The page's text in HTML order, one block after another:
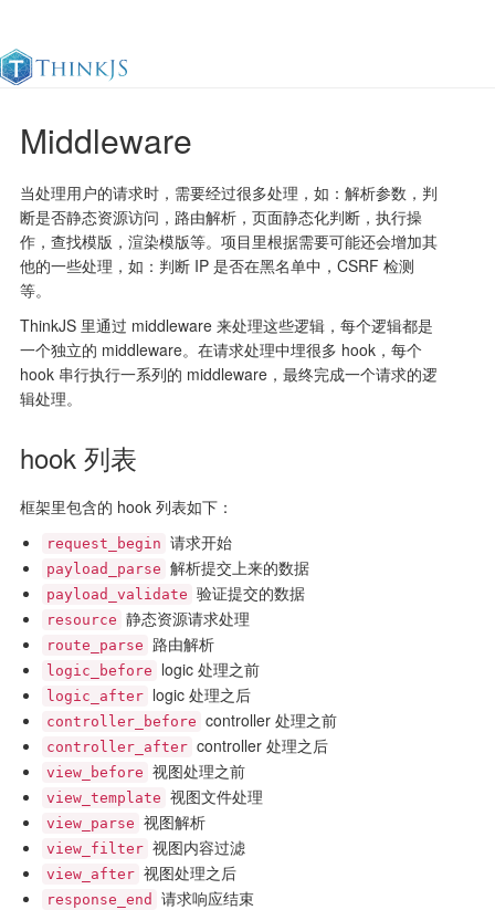
官方文档 更新日志
Middleware
当处理用户的请求时，需要经过很多处理，如：解析参数，判
断是否静态资源访问，路由解析，页面静态化判断，执行操
作，查找模版，渲染模版等。项目里根据需要可能还会增加其
他的一些处理，如：判断 IP 是否在黑名单中，CSRF 检测
等。
ThinkJS 里通过 middleware 来处理这些逻辑，每个逻辑都是
一个独立的 middleware。在请求处理中埋很多 hook，每个
hook 串行执行一系列的 middleware，最终完成一个请求的逻
辑处理。
hook 列表
框架里包含的 hook 列表如下：
request_begin 请求开始
payload_parse 解析提交上来的数据
payload_validate 验证提交的数据
resource 静态资源请求处理
route_parse 路由解析
logic_before logic 处理之前
logic_after logic 处理之后
controller_before controller 处理之前
controller_after controller 处理之后
view_before 视图处理之前
view_template 视图文件处理
view_parse 视图解析
view_filter 视图内容过滤
view_after 视图处理之后
response_end
请求响应结束